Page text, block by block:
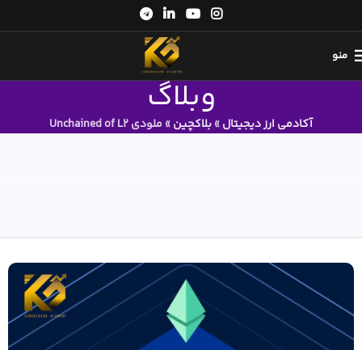
منو
وبلاگ
آکادمی ارز دیجیتال»بلاکچین» ملودی Unchained of L2